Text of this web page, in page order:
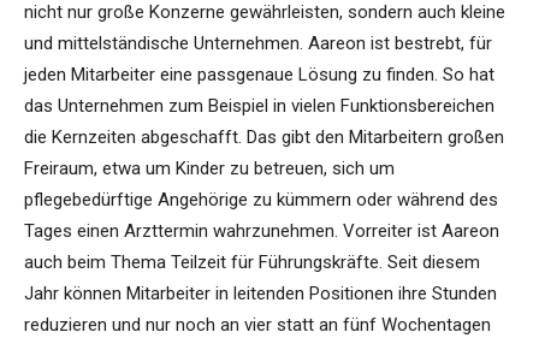
nicht nur große Konzerne gewährleisten, sondern auch kleine
und mittelständische Unternehmen. Aareon ist bestrebt, für
jeden Mitarbeiter eine passgenaue Lösung zu finden. So hat
das Unternehmen zum Beispiel in vielen Funktionsbereichen
die Kernzeiten abgeschafft. Das gibt den Mitarbeitern großen
Freiraum, etwa um Kinder zu betreuen, sich um
pflegebedürftige Angehörige zu kümmern oder während des
Tages einen Arzttermin wahrzunehmen. Vorreiter ist Aareon
auch beim Thema Teilzeit für Führungskräfte. Seit diesem
Jahr können Mitarbeiter in leitenden Positionen ihre Stunden
reduzieren und nur noch an vier statt an fünf Wochentagen